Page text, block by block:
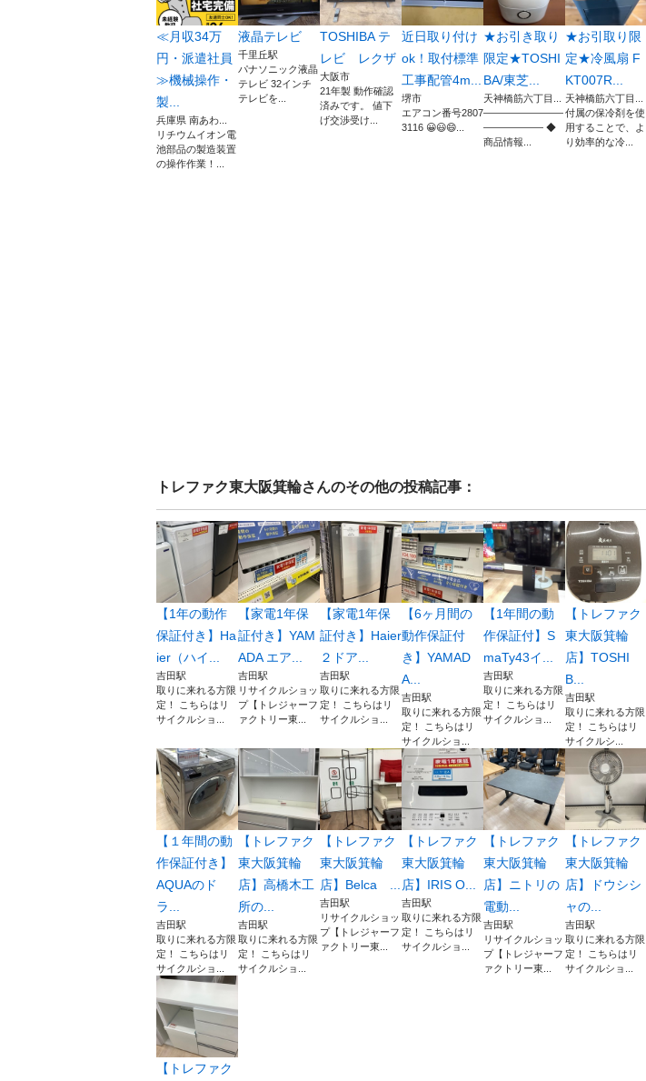
≪月収34万
円・派遣社員
≫機械操作・
製...
兵庫県 南あわ...
リチウムイオン電
池部品の製造装置
の操作作業！...
液晶テレビ
千里丘駅
パナソニック液晶
テレビ 32インチ
テレビを...
TOSHIBA テ
レビ レクザ
大阪市
21年製 動作確認
済みです。 値下
げ交渉受け...
近日取り付け
ok！取付標準
工事配管4m...
堺市
エアコン番号2807
3116 😀😃😄...
★お引き取り
限定★TOSHI
BA/東芝...
天神橋筋六丁目...
――――――――
―――――― ◆
商品情報...
★お引取り限
定★冷風扇 F
KT007R...
天神橋筋六丁目...
付属の保冷剤を使
用することで、よ
り効率的な冷...
トレファク東大阪箕輪さんのその他の投稿記事：
【1年の動作
保証付き】Ha
ier（ハイ...
吉田駅
取りに来れる方限
定！ こちらはリ
サイクルショ...
【家電1年保
証付き】YAM
ADA エア...
吉田駅
リサイクルショッ
プ【トレジャーフ
ァクトリー東...
【家電1年保
証付き】Haier
２ドア...
吉田駅
取りに来れる方限
定！ こちらはリ
サイクルショ...
【6ヶ月間の
動作保証付
き】YAMAD
A...
吉田駅
取りに来れる方限
定！ こちらはリ
サイクルショ...
【1年間の動
作保証付】S
maTy43イ...
吉田駅
取りに来れる方限
定！ こちらはリ
サイクルショ...
【トレファク
東大阪箕輪
店】TOSHI
B...
吉田駅
取りに来れる方限
定！ こちらはリ
サイクルシ...
【１年間の動
作保証付き】
AQUAのド
ラ...
吉田駅
取りに来れる方限
定！ こちらはリ
サイクルショ...
【トレファク
東大阪箕輪
店】高橋木工
所の...
吉田駅
取りに来れる方限
定！ こちらはリ
サイクルショ...
【トレファク
東大阪箕輪
店】Belca ...
吉田駅
リサイクルショッ
プ【トレジャーフ
ァクトリー東...
【トレファク
東大阪箕輪
店】IRIS O...
吉田駅
取りに来れる方限
定！ こちらはリ
サイクルショ...
【トレファク
東大阪箕輪
店】ニトリの
電動...
吉田駅
リサイクルショッ
プ【トレジャーフ
ァクトリー東...
【トレファク
東大阪箕輪
店】ドウシシ
ャの...
吉田駅
取りに来れる方限
定！ こちらはリ
サイクルショ...
【トレファク